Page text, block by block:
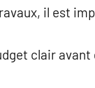
il est
clair